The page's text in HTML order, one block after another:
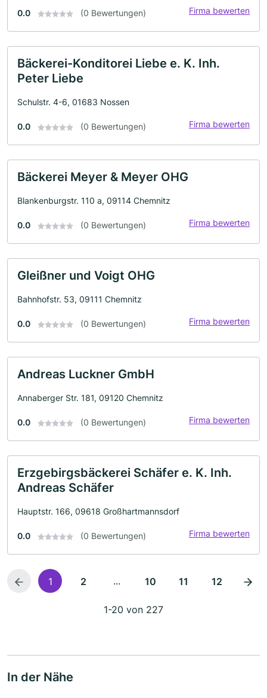
0.0 (0 Bewertungen) Firma bewerten
Bäckerei-Konditorei Liebe e. K. Inh.
Peter Liebe
Schulstr. 4-6, 01683 Nossen
0.0 (0 Bewertungen) Firma bewerten
Bäckerei Meyer & Meyer OHG
Blankenburgstr. 110 a, 09114 Chemnitz
0.0 (0 Bewertungen) Firma bewerten
Gleißner und Voigt OHG
Bahnhofstr. 53, 09111 Chemnitz
0.0 (0 Bewertungen) Firma bewerten
Andreas Luckner GmbH
Annaberger Str. 181, 09120 Chemnitz
0.0 (0 Bewertungen) Firma bewerten
Erzgebirgsbäckerei Schäfer e. K. Inh.
Andreas Schäfer
Hauptstr. 166, 09618 Großhartmannsdorf
0.0 (0 Bewertungen) Firma bewerten
1 2 ... 10 11 12
1-20 von 227
In der Nähe